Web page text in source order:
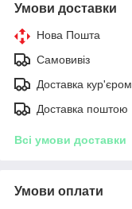
Умови доставки
Нова Пошта
Самовивіз
Доставка кур'єром
Доставка поштою
Всі умови доставки
Умови оплати